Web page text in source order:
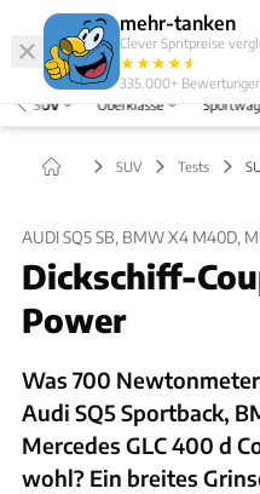
mehr-tanken
Clever Spritpreise
★★★★★
★
335.000+
SUV Oberklasse
SUV Tests
AUDI SQ5 SB, BMW X4 M40D,
Dickschiff-
Power
Was 700
Audi SQ5 Sportback,
Mercedes GLC 400 d
wohl? Ein breites